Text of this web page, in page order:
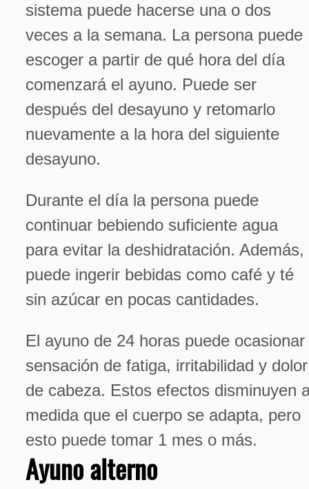
sistema puede hacerse una o dos
veces a la semana. La persona puede
escoger a partir de qué hora del día
comenzará el ayuno. Puede ser
después del desayuno y retomarlo
nuevamente a la hora del siguiente
desayuno.
Durante el día la persona puede
continuar bebiendo suficiente agua
para evitar la deshidratación. Además,
puede ingerir bebidas como café y té
sin azúcar en pocas cantidades.
El ayuno de 24 horas puede ocasionar
sensación de fatiga, irritabilidad y dolor
de cabeza. Estos efectos disminuyen
medida que el cuerpo se adapta, pero
esto puede tomar 1 mes o más.
Ayuno alterno